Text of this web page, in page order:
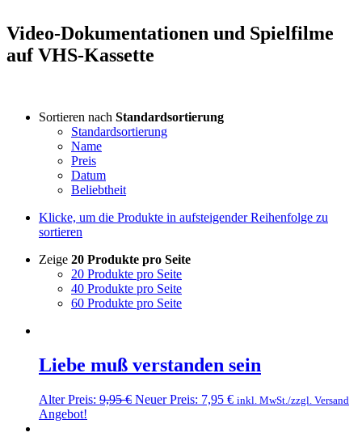
Video-Dokumentationen und Spielfilme
auf VHS-Kassette
Sortieren nach Standardsortierung
Standardsortierung
Name
Preis
Datum
Beliebtheit
Klicke, um die Produkte in aufsteigender Reihenfolge zu
sortieren
Zeige 20 Produkte pro Seite
20 Produkte pro Seite
40 Produkte pro Seite
60 Produkte pro Seite
Liebe muß verstanden sein
Alter Preis: 9,95€ Neuer Preis: 7,95 € inkl. MwSt./zzgl. Versand
Angebot!